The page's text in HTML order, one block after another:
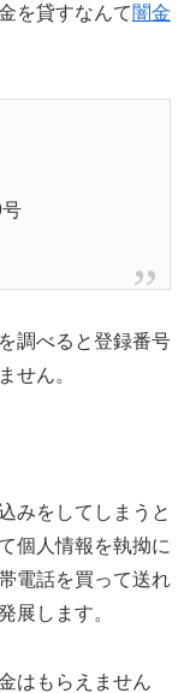
を貸すなんて闇金
調べると登録番号
せん。
みをしてしまうと
個人情報を執拗に
電話を買って送れ
展します。
はもらえません